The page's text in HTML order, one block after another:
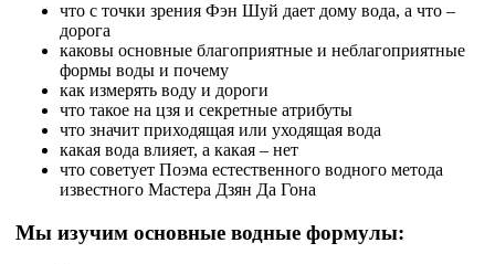
что с точки зрения Фэн Шуй дает дому вода, а что –
дорога
каковы основные благоприятные и неблагоприятные
формы воды и почему
как измерять воду и дороги
что такое на цзя и секретные атрибуты
что значит приходящая или уходящая вода
какая вода влияет, а какая – нет
что советует Поэма естественного водного метода
известного Мастера Дзян Да Гона
Мы изучим основные водные формулы: